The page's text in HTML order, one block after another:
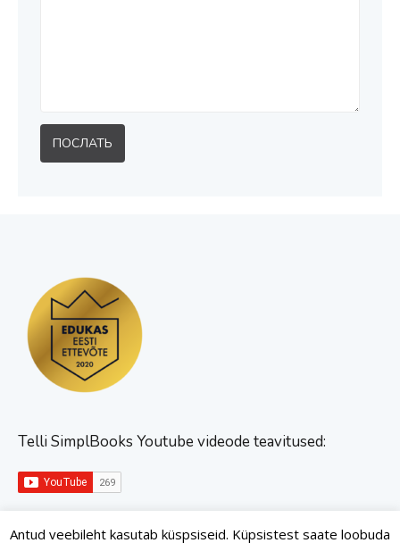
Telli SimplBooks Youtube videode teavitused:
Antud veebileht kasutab küspsiseid. Küpsistest saate loobuda